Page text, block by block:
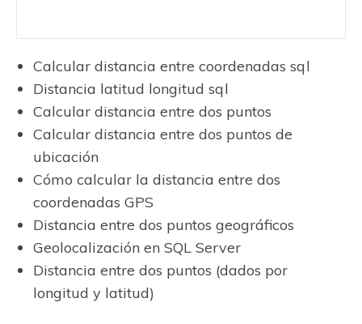
Calcular distancia entre coordenadas sql
Distancia latitud longitud sql
Calcular distancia entre dos puntos
Calcular distancia entre dos puntos de
ubicación
Cómo calcular la distancia entre dos
coordenadas GPS
Distancia entre dos puntos geográficos
Geolocalización en SQL Server
Distancia entre dos puntos (dados por
longitud y latitud)